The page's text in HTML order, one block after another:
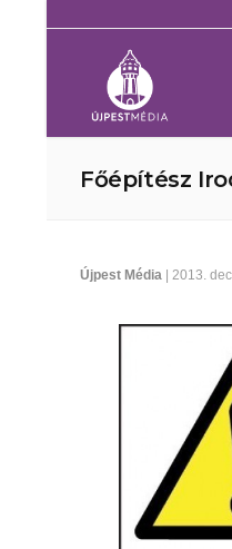
Főépítész
Újpest Média | 2013.